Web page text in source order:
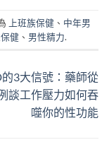
上班族保健 、 中年男
健 、 男性精力.
3大信號：藥師從
談工作壓力如何吞
噬你的性功能